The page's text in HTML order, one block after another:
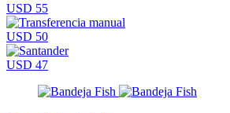
USD 55
USD 50
USD 47